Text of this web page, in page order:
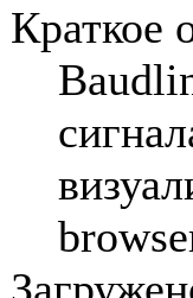
Краткое